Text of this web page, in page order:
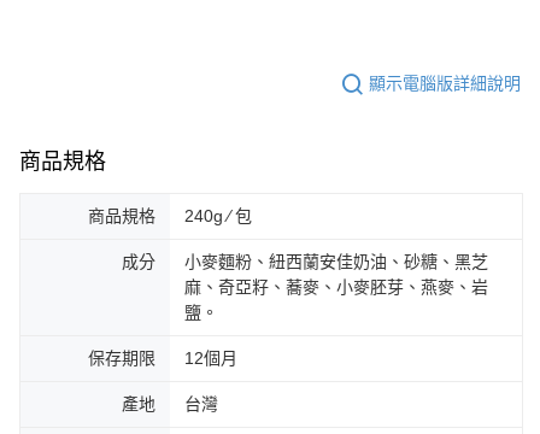
顯示電腦版詳細說明
商品規格
商品規格 240g ∕ 包
成分
小麥麵粉、紐西蘭安佳奶油、砂糖、黑芝
麻、奇亞籽、蕎麥、小麥胚芽、燕麥、岩
鹽。
保存期限 12個月
產地 台灣